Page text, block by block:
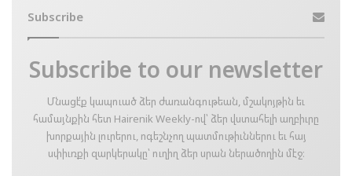
Subscribe
Subscribe to our newsletter
Մնացէ՛ք կապուած ձեր ժառանգութեան, մշակոյթին եւ
համայնքին հետ Hairenik Weekly-ով՝ ձեր վստահելի աղբիւրը
խորքային լուրերու, ոգեշնչող պատմութիւններու եւ հայ
սփիւռքի զարկերակը՝ ուղիղ ձեր սրան ներածողին մէջ։